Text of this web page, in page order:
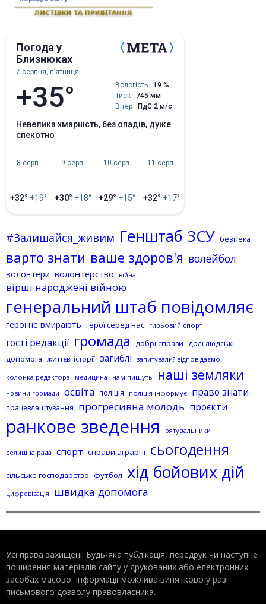
Погода у
Близнюках
7 серпня, пʼятниця
+35° Вологість
19 %
Тиск
745 мм
Вітер
ПдС 2 м/с
невелика хмарність, без опадів, дуже
спекотно
8 серп.
+32° +19°
9 серп.
+30° +18°
10 серп.
+29° +15°
11 серп.
+32° +17°
#Залишайся_живим Генштаб ЗСУ безпека
варто знати ваше здоров'я волейбол
волонтери волонтерство війна
вірші народжені війною
генеральний штаб повідомляє
герої не вмирають герої серед нас гирьовий спорт
гості редакції громада добрі справи долі людські
допомога життєві історії загиблі запитували? відповідаємо!
колонка редактора
медицина нам пишуть наші земляки
новини громади освіта поліція поліція інформує право знати
працевлаштування прогресивна молодь проєкти
ранкове зведення рятувальники
селищна рада спорт справи аграрні сьогодення
сільське господарство футбол хід бойових дій
цифровізація швидка допомога
Усі права захищені. Будь-яка публiкацiя, передрук чи наступне
поширення матеріалів сайту у друкованих або електронних
засобах масової інформації можлива винятково у разі
письмового дозволу правовласника.